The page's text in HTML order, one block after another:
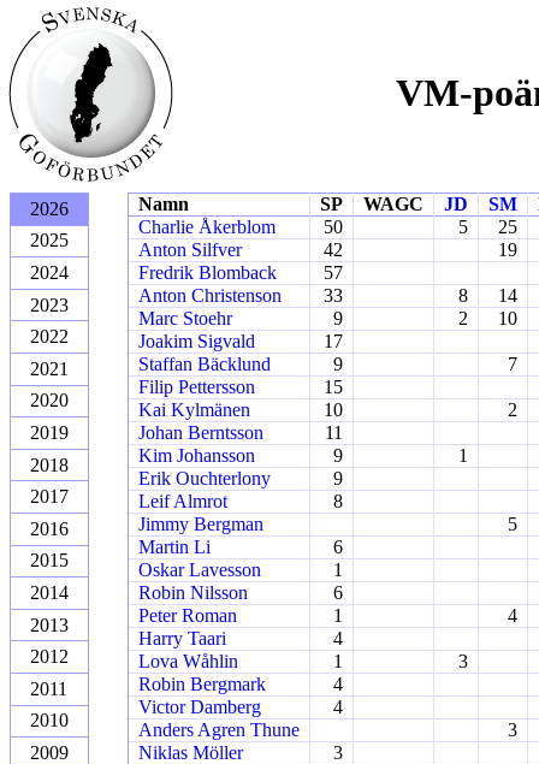
VM-
2026
2025
2024
2023
2022
2021
2020
2019
2018
2017
2016
2015
2014
2013
2012
2011
2010
2009
Namn SP WAGC JD SM
Charlie Åkerblom
50 5
25
Anton Silfver
42
19
Fredrik Blomback
57
Anton Christenson
33 8
14
Marc Stoehr
9 2
10
Joakim Sigvald
17
Staffan Bäcklund
9
7
Filip Pettersson
15
Kai Kylmänen
10
2
Johan Berntsson
11
Kim Johansson
9
1
Erik Ouchterlony
9
Leif Almrot
8
Jimmy Bergman
5
Martin Li
6
Oskar Lavesson
1
Robin Nilsson
6
Peter Roman
1
4
Harry Taari
4
Lova Wåhlin
1
3
Robin Bergmark
4
Victor Damberg
4
Anders Agren Thune
3
Niklas Möller
3